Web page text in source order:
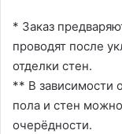
* Заказ
проводят после
отделки стен.
** В зависимости
пола и стен
очерёдности.